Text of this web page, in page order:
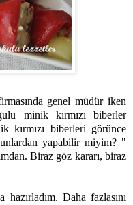
genel müdür iken
minik kırmızı biberler
kırmızı biberleri görünce
yapabilir miyim? "
Biraz göz kararı, biraz
Daha fazlasını